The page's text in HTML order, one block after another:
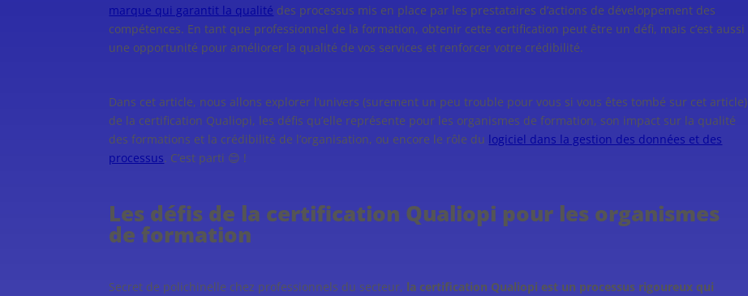
marque qui garantit la qualité des processus mis en place par les prestataires d’actions de développement des
compétences. En tant que professionnel de la formation, obtenir cette certification peut être un défi, mais c’est aussi
une opportunité pour améliorer la qualité de vos services et renforcer votre crédibilité.
Dans cet article, nous allons explorer l’univers (surement un peu trouble pour vous si vous êtes tombé sur cet article)
de la certification Qualiopi, les défis qu’elle représente pour les organismes de formation, son impact sur la qualité
des formations et la crédibilité de l’organisation, ou encore le rôle du logiciel dans la gestion des données et des
processus. C’est parti 😊 !
Les défis de la certification Qualiopi pour les organismes
de formation
Secret de polichinelle chez professionnels du secteur, la certification Qualiopi est un processus rigoureux qui